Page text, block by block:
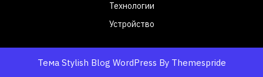
Технологии
Устройство
Тема Stylish Blog WordPress By Themespride